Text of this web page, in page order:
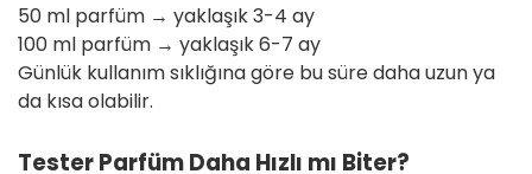
50 ml parfüm → yaklaşık 3-4 ay
100 ml parfüm → yaklaşık 6-7 ay
Günlük kullanım sıklığına göre bu süre daha uzun ya
da kısa olabilir.
Tester Parfüm Daha Hızlı mı Biter?